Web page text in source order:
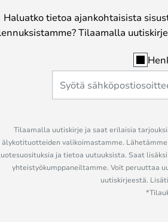
Haluatko tietoa ajankohtaisista
Tilaamalla
Tilaamalla uutiskirje ja saat erilaisia
älykotituotteiden valikoimastamme.
ja tietoa uutuuksista. Saat
yhteistyökumppaneiltamme. Voit peruuttaa
uutiskirjeestä.